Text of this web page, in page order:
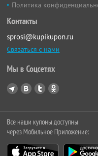
Политика
Контакты
sprosi@kupikupon.ru
Связаться с нами
Мы в Соцсетях
Все наши купоны доступны
через Мобильное Приложение: